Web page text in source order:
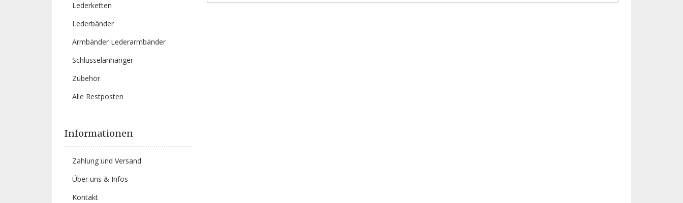
Lederketten
Lederbänder
Armbänder Lederarmbänder
Schlüsselanhänger
Zubehör
Alle Restposten
Informationen
Zahlung und Versand
Über uns & Infos
Kontakt